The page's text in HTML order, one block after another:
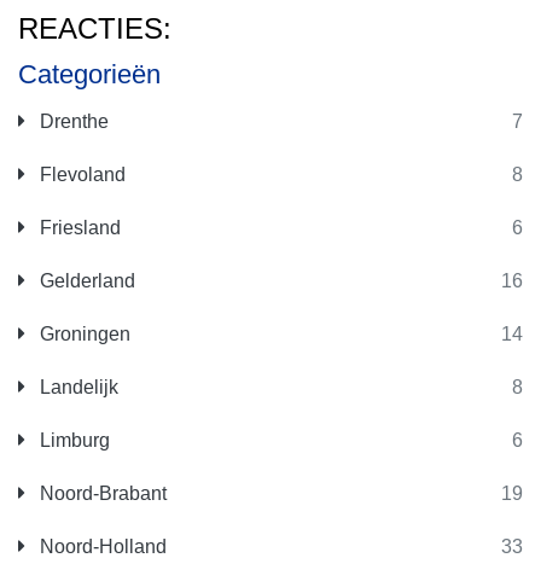
Categorieën
Drenthe 7
Flevoland 8
Friesland 6
Gelderland 16
Groningen 14
Landelijk 8
Limburg 6
Noord-Brabant 19
Noord-Holland 33
REACTIES: